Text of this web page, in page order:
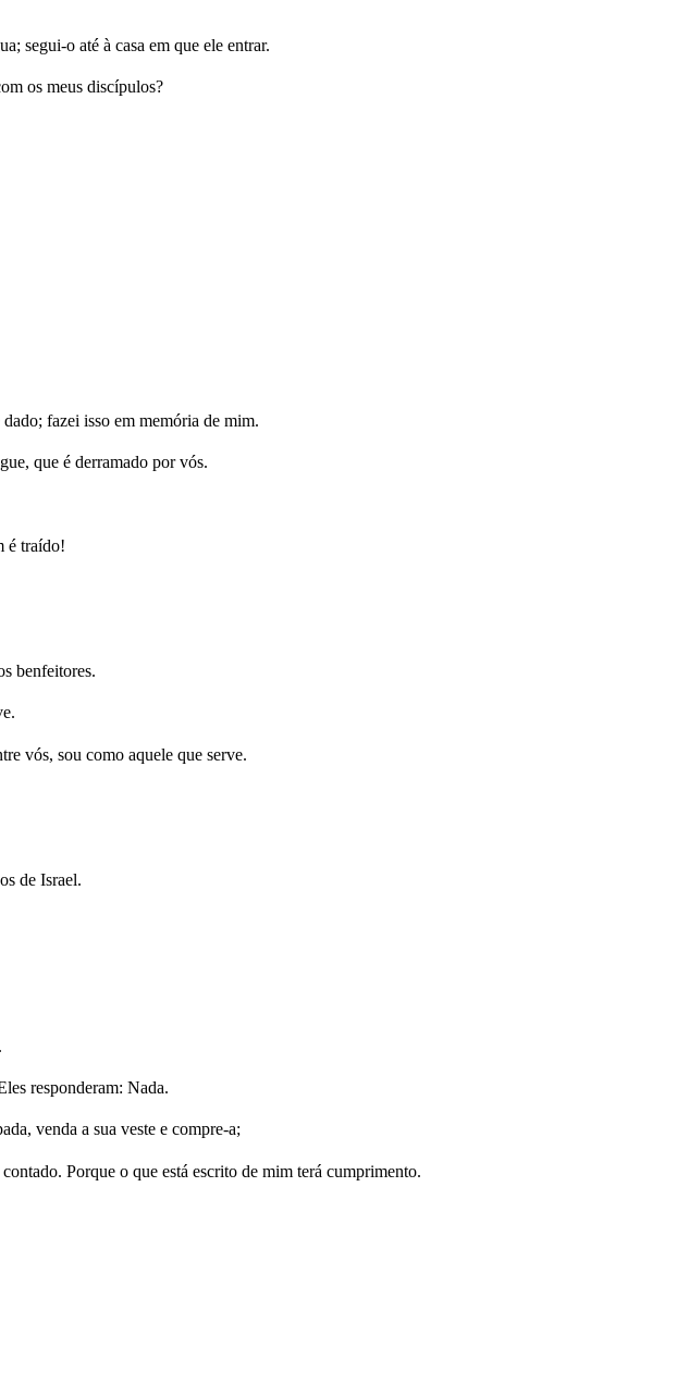
segui-o até à casa em que ele entrar.
os meus discípulos?
fazei isso em memória de mim.
que é derramado por vós.
é traído!
benfeitores.
vós, sou como aquele que serve.
de Israel.
responderam: Nada.
venda a sua veste e compre-a;
Porque o que está escrito de mim terá cumprimento.